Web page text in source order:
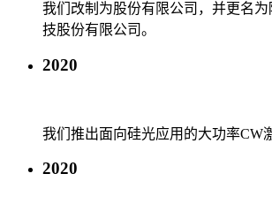
我们改制为股份有限公司，并更名
技股份有限公司。
2020
我们推出面向硅光应用的大功率CW
2020